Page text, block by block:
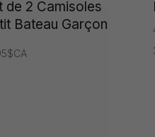
de 2 Camisoles
Bateau Garçon